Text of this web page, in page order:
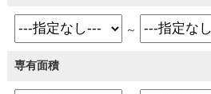
～
専有面積